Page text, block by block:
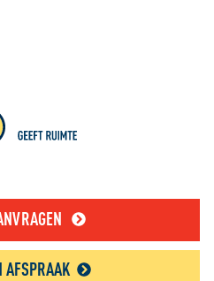
AFSPRAAK